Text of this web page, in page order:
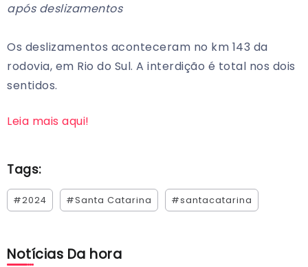
após deslizamentos
Os deslizamentos aconteceram no km 143 da
rodovia, em Rio do Sul. A interdição é total nos dois
sentidos.
Leia mais aqui!
Tags:
#2024 #Santa Catarina #santacatarina
Notícias Da hora